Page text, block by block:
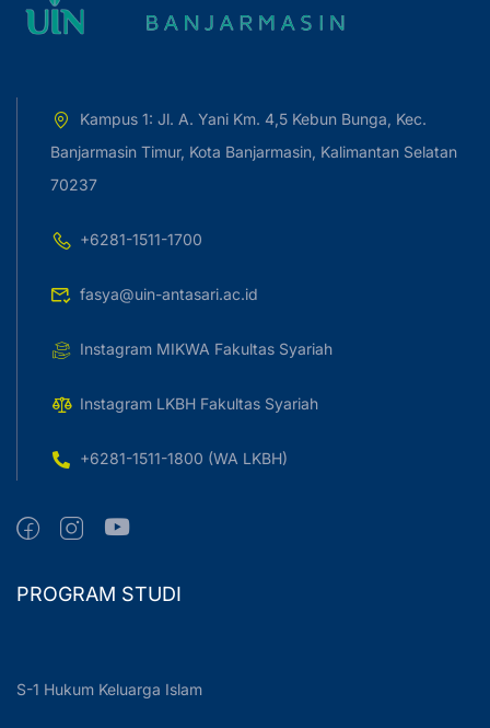
Kampus 1: Jl. A. Yani Km. 4,5 Kebun Bunga, Kec.
Banjarmasin Timur, Kota Banjarmasin, Kalimantan Selatan
70237
+6281-1511-1700
fasya@uin-antasari.ac.id
Instagram MIKWA Fakultas Syariah
Instagram LKBH Fakultas Syariah
+6281-1511-1800 (WA LKBH)
PROGRAM STUDI
S-1 Hukum Keluarga Islam